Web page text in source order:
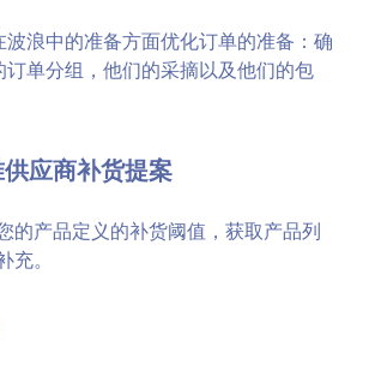
波浪中的准备方面优化订单的准备：确
订单分组，他们的采摘以及他们的包
应商补货提案
的产品定义的补货阈值，获取产品列
充。